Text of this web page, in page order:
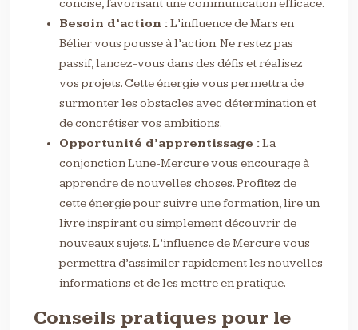
concise, favorisant une communication efficace.
Besoin d’action :L’influence de Mars en
Bélier vous pousse à l’action. Ne restez pas
passif, lancez-vous dans des défis et réalisez
vos projets. Cette énergie vous permettra de
surmonter les obstacles avec détermination et
de concrétiser vos ambitions.
Opportunité d’apprentissage :La
conjonction Lune-Mercure vous encourage à
apprendre de nouvelles choses. Profitez de
cette énergie pour suivre une formation, lire un
livre inspirant ou simplement découvrir de
nouveaux sujets. L’influence de Mercure vous
permettra d’assimiler rapidement les nouvelles
informations et de les mettre en pratique.
Conseils pratiques pour le